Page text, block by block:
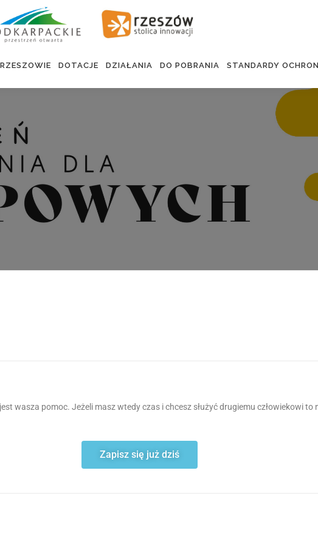
DOTACJE DZIAŁANIA DO POBRANIA STANDARDY
wasza pomoc. Jeżeli masz wtedy czas i chcesz służyć drugiemu człowiekowi to
Zapisz się już dziś